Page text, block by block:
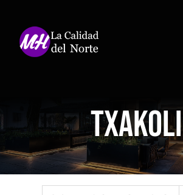
contenido
txakoli